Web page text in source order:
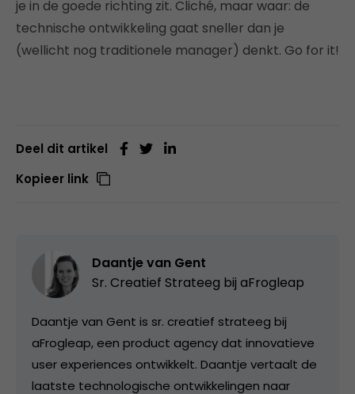
je in de goede richting zit. Cliché, maar waar: de
technische ontwikkeling gaat sneller dan je
(wellicht nog traditionele manager) denkt. Go for it!
Deel dit artikel
Kopieer link
Daantje van Gent
Sr. Creatief Strateeg bij aFrogleap
Daantje van Gent is sr. creatief strateeg bij
aFrogleap, een product agency dat innovatieve
user experiences ontwikkelt. Daantje vertaalt de
laatste technologische ontwikkelingen naar